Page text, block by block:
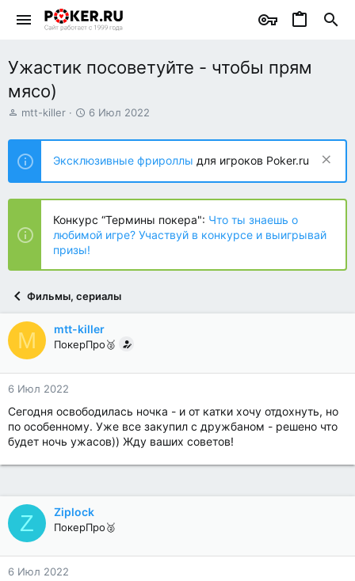
Ужастик посоветуйте - чтобы прям
мясо)
А
т
о
р
т
е
ы
mtt-killer
Д
т
н
а
ч
л
а
6 Июл 2022
Эксклюзивные фрироллы для игроков Poker.ru
Конкурс “Термины покера": Что ты знаешь о
любимой игре? Участвуй в конкурсе и выигрывай
призы!
Фильмы, сериалы
M mtt-killer
ПокерПро🥈
6 Июл 2022
Сегодня освободилась ночка - и от катки хочу отдохнуть, но
по особенному. Уже все закупил с дружбаном - решено что
будет ночь ужасов)) Жду ваших советов!
Z Ziplock
ПокерПро🥈
6 Июл 2022